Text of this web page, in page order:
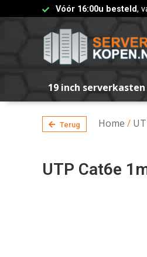
Vóór 16:00u besteld,
19 inch serverkasten
Terug Home /
UTP Cat6e